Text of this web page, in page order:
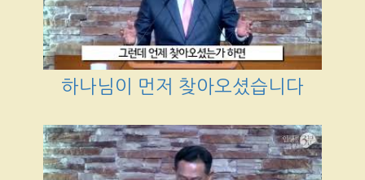
하나님이 먼저 찾아오셨습니다